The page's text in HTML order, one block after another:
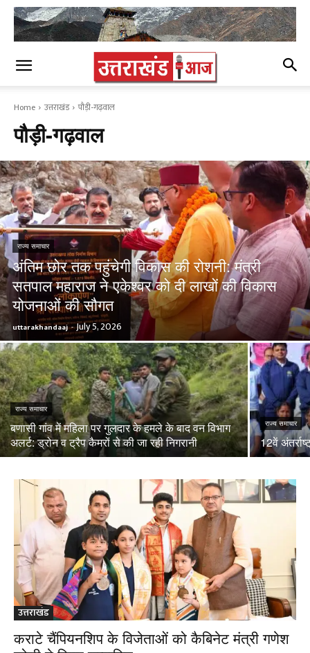
Home उत्तराखंड पौड़ी-गढ़वाल
पौड़ी-गढ़वाल
राज्य समाचार
अंतिम छोर तक पहुंचेगी विकास की रोशनी: मंत्री
सतपाल महाराज ने एकेश्वर को दी लाखों की विकास
योजनाओं की सौगत
uttarakhandaaj - July 5, 2026
राज्य समाचार
बणासी गांव में महिला पर गुलदार के हमले के बाद वन विभाग
अलर्ट: ड्रोन व ट्रैप कैमरों से की जा रही निगरानी
राज्य समाचार
12वें
उत्तराखंड
कराटे चैंपियनशिप के विजेताओं को कैबिनेट मंत्री गणेश